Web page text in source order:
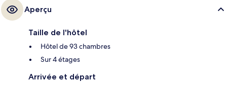
Aperçu
Taille de l'hôtel
Hôtel de 93 chambres
Sur 4 étages
Arrivée et départ